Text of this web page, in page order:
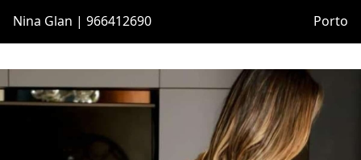
Nina Glan | 966412690 Porto